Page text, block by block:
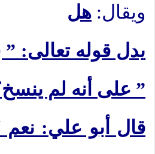
ويقال: هل
يدل قوله تعالى: ”
” على أنه لم
قال أبو علي: نعم